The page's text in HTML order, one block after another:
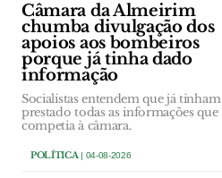
Câmara da Almeirim
chumba divulgação dos
apoios aos bombeiros
porque já tinha dado
informação
Socialistas entendem que já tinham
prestado todas as informações que
competia à câmara.
POLÍTICA| 04-08-2026